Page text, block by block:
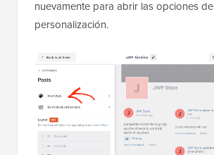
nuevamente para abrir las opciones de
personalización.